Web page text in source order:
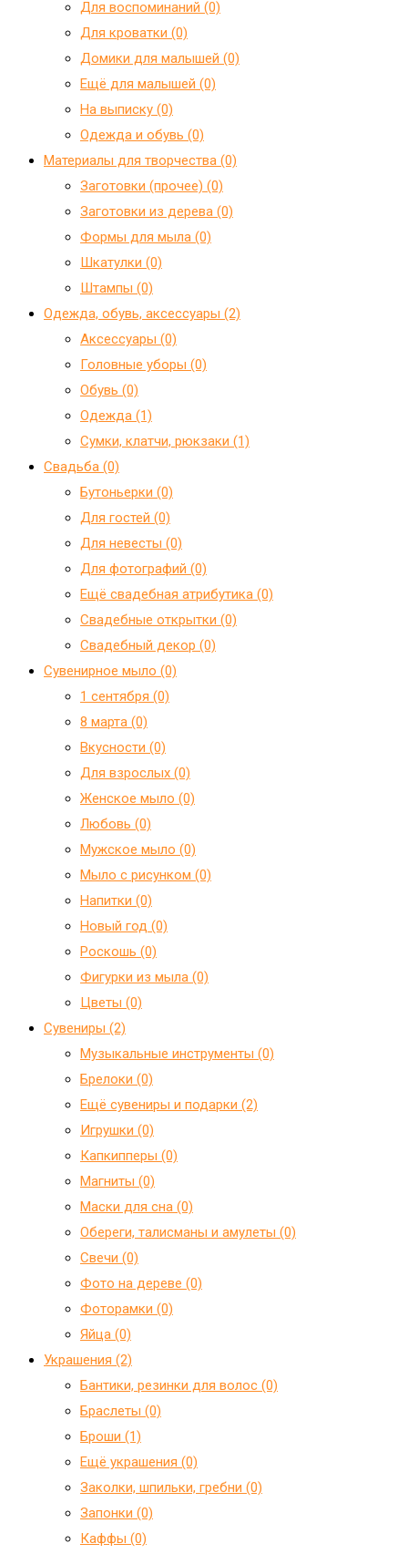
Для воспоминаний (0)
Для кроватки (0)
Домики для малышей (0)
Ещё для малышей (0)
На выписку (0)
Одежда и обувь (0)
Материалы для творчества (0)
Заготовки (прочее) (0)
Заготовки из дерева (0)
Формы для мыла (0)
Шкатулки (0)
Штампы (0)
Одежда, обувь, аксессуары (2)
Аксессуары (0)
Головные уборы (0)
Обувь (0)
Одежда (1)
Сумки, клатчи, рюкзаки (1)
Свадьба (0)
Бутоньерки (0)
Для гостей (0)
Для невесты (0)
Для фотографий (0)
Ещё свадебная атрибутика (0)
Свадебные открытки (0)
Свадебный декор (0)
Сувенирное мыло (0)
1 сентября (0)
8 марта (0)
Вкусности (0)
Для взрослых (0)
Женское мыло (0)
Любовь (0)
Мужское мыло (0)
Мыло с рисунком (0)
Напитки (0)
Новый год (0)
Роскошь (0)
Фигурки из мыла (0)
Цветы (0)
Сувениры (2)
Mузыкальные инструменты (0)
Брелоки (0)
Ещё сувениры и подарки (2)
Игрушки (0)
Капкипперы (0)
Магниты (0)
Маски для сна (0)
Обереги, талисманы и амулеты (0)
Свечи (0)
Фото на дереве (0)
Фоторамки (0)
Яйца (0)
Украшения (2)
Бантики, резинки для волос (0)
Браслеты (0)
Броши (1)
Ещё украшения (0)
Заколки, шпильки, гребни (0)
Запонки (0)
Каффы (0)